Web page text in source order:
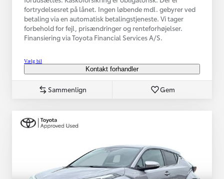
fortrydelsesret på lånet. Ingen løbende mdl. gebyrer ved
betaling via en automatisk betalingstjeneste. Vi tager
forbehold for fejl, prisændringer og renteforhøjelser.
Finansiering via Toyota Financial Services A/S.
Vælg bil
Kontakt forhandler
Sammenlign Gem